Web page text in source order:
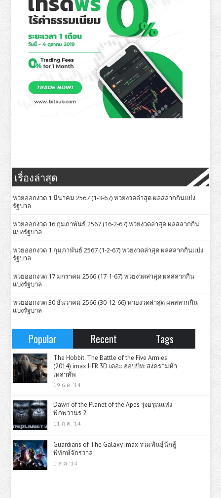
เรื่องล่าสุด
หวยออกงวด 1 มีนาคม 2567 (1-3-67) หวยงวดล่าสุด ผลสลากกินแบ่ง
รัฐบาล
หวยออกงวด 16 กุมภาพันธ์ 2567 (16-2-67) หวยงวดล่าสุด ผลสลากกิน
แบ่งรัฐบาล
หวยออกงวด 1 กุมภาพันธ์ 2567 (1-2-67) หวยงวดล่าสุด ผลสลากกินแบ่ง
รัฐบาล
หวยออกงวด 17 มกราคม 2566 (17-1-67) หวยงวดล่าสุด ผลสลากกิน
แบ่งรัฐบาล
หวยออกงวด 30 ธันวาคม 2566 (30-12-66) หวยงวดล่าสุด ผลสลากกิน
แบ่งรัฐบาล
Popular Recent Tags
The Hobbit: The Battle of the Five Armies
(2014) imax HFR 3D เดอะ ฮอบบิท: สงครามห้า
เหล่าทัพ
19 ธ.ค. '14
Dawn of the Planet of the Apes รุ่งอรุณแห่ง
พิภพวานร 2
11 ก.ค. '14
Guardians of The Galaxy imax รวมพันธุ์นักสู้
พิทักษ์จักรวาล
1 ส.ค. '14